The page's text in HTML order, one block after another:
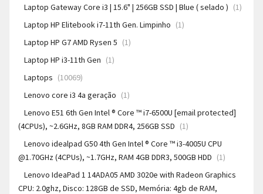
Laptop Gateway Core i3 | 15.6" | 256GB SSD | Blue ( selado ) (1)
Laptop HP Elitebook i7-11th Gen. Limpinho (1)
Laptop HP G7 AMD Rysen 5 (1)
Laptop HP i3-11th Gen (1)
Laptops (10069)
Lenovo core i3 4a geração (1)
Lenovo E51 6th Gen Intel ® Core ™ i7-6500U [email protected]
(4CPUs), ~2.6GHz, 8GB RAM DDR4, 256GB SSD (1)
Lenovo idealpad G50 4th Gen Intel ® Core ™ i3-4005U CPU
@1.70GHz (4CPUs), ~1.7GHz, RAM 4GB DDR3, 500GB HDD (1)
Lenovo IdeaPad 1 14ADA05 AMD 3020e with Radeon Graphics
CPU: 2.0ghz, Disco: 128GB de SSD, Memória: 4gb de RAM,